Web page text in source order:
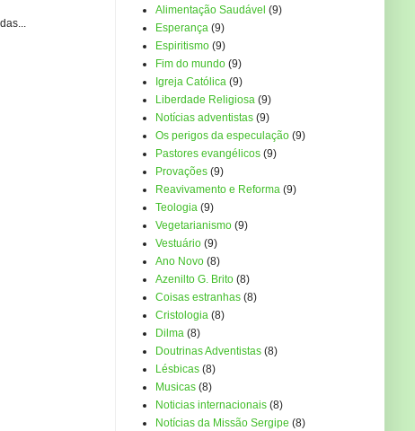
Alimentação Saudável (9)
Esperança (9)
Espiritismo (9)
Fim do mundo (9)
Igreja Católica (9)
Liberdade Religiosa (9)
Notícias adventistas (9)
Os perigos da especulação (9)
Pastores evangélicos (9)
Provações (9)
Reavivamento e Reforma (9)
Teologia (9)
Vegetarianismo (9)
Vestuário (9)
Ano Novo (8)
Azenilto G. Brito (8)
Coisas estranhas (8)
Cristologia (8)
Dilma (8)
Doutrinas Adventistas (8)
Lésbicas (8)
Musicas (8)
Noticias internacionais (8)
Notícias da Missão Sergipe (8)